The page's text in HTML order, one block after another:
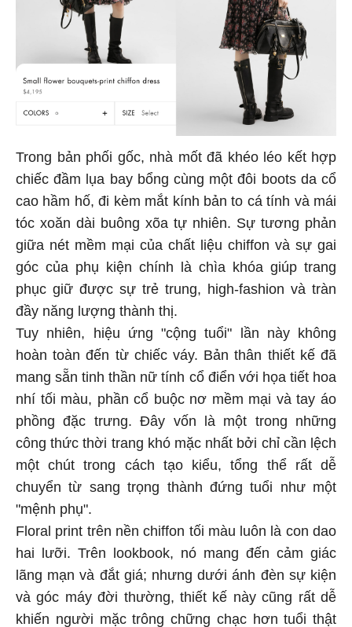
Trong bản phối gốc, nhà mốt đã khéo léo kết hợp
chiếc đầm lụa bay bổng cùng một đôi boots da cổ
cao hầm hố, đi kèm mắt kính bản to cá tính và mái
tóc xoăn dài buông xõa tự nhiên. Sự tương phản
giữa nét mềm mại của chất liệu chiffon và sự gai
góc của phụ kiện chính là chìa khóa giúp trang
phục giữ được sự trẻ trung, high-fashion và tràn
đầy năng lượng thành thị.
Tuy nhiên, hiệu ứng "cộng tuổi" lần này không
hoàn toàn đến từ chiếc váy. Bản thân thiết kế đã
mang sẵn tinh thần nữ tính cổ điển với họa tiết hoa
nhí tối màu, phần cổ buộc nơ mềm mại và tay áo
phồng đặc trưng. Đây vốn là một trong những
công thức thời trang khó mặc nhất bởi chỉ cần lệch
một chút trong cách tạo kiểu, tổng thể rất dễ
chuyển từ sang trọng thành đứng tuổi như một
"mệnh phụ".
Floral print trên nền chiffon tối màu luôn là con dao
hai lưỡi. Trên lookbook, nó mang đến cảm giác
lãng mạn và đắt giá; nhưng dưới ánh đèn sự kiện
và góc máy đời thường, thiết kế này cũng rất dễ
khiến người mặc trông chững chạc hơn tuổi thật